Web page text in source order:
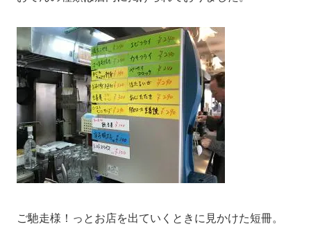
ご馳走様！っとお店を出ていくときに見かけた短冊。